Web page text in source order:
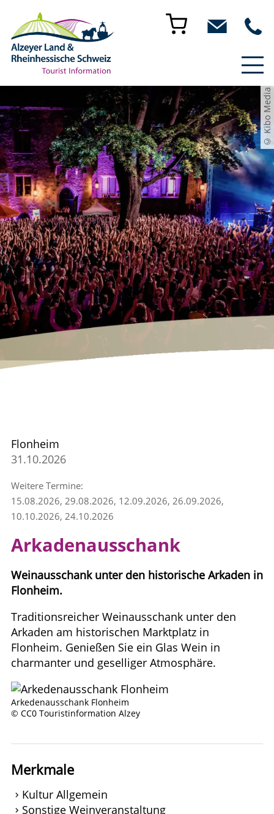
© Kibo Media
Flonheim
31.10.2026
Weitere Termine:
15.08.2026, 29.08.2026, 12.09.2026, 26.09.2026,
10.10.2026, 24.10.2026
Arkadenausschank
Weinausschank unter den historische Arkaden in
Flonheim.
Traditionsreicher Weinausschank unter den
Arkaden am historischen Marktplatz in
Flonheim. Genießen Sie ein Glas Wein in
charmanter und geselliger Atmosphäre.
Arkedenausschank Flonheim
© CC0 Touristinformation Alzey
Merkmale
Kultur Allgemein
Sonstige Weinveranstaltung